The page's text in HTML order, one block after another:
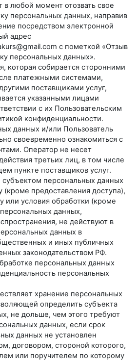
в любой момент отозвать свое
персональных данных, направив
посредством электронной
адрес
с пометкой «Отзыв
персональных данных».
которая собирается сторонними
платежными системами,
поставщиками услуг,
указанными лицами
с их Пользовательским
конфиденциальности.
данных и/или Пользователь
своевременно ознакомиться с
Оператор не несет
третьих лиц, в том числе
пункте поставщиков услуг.
субъектом персональных данных
(кроме предоставления доступа),
или условия обработки (кроме
данных,
не действуют в
данных в
и иных публичных
законодательством РФ.
персональных данных
персональных
хранение персональных
определить субъекта
не дольше, чем этого требуют
данных, если срок
данных не установлен
договором, стороной которого,
или поручителем по которому